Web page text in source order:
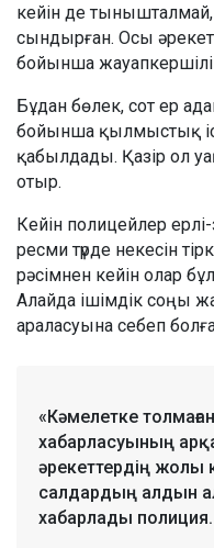
кейін де
сындырған. Осы
бойынша
Бұдан бөлек, сот ер
бойынша қылмыстық
қабылдады. Қазір ол
отыр.
Кейін полицейлер
ресми түрде некесін
рәсімнен кейін олар бұл
Алайда ішімдік соңы
араласуына себеп
«Кәмелетке
хабарласуының
әрекеттердің жолы
салдардың алдын
хабарлады полиция.